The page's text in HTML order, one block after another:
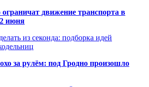
движение транспорта в
июня
из секонда: подборка идей
за рулём: под Гродно произошло